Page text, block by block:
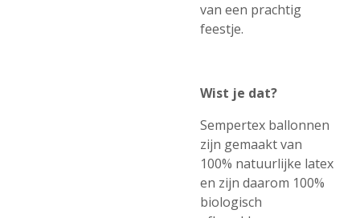
van een prachtig
feestje.
Wist je dat?
Sempertex ballonnen
zijn gemaakt van
100% natuurlijke latex
en zijn daarom 100%
biologisch